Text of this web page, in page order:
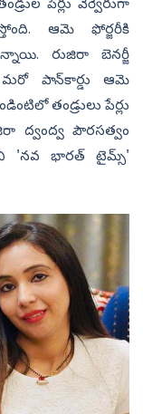
పేర్లు వేర్వేరుగా
ఆమె ఫోర్జరీకి
రుజిరా బెనర్జీ
పాన్‌కార్డు ఆమె
తండ్రులు పేర్లు
ద్వంద్వ‌ పౌరసత్వం
'న‌వ భార‌త్ టైమ్స్'